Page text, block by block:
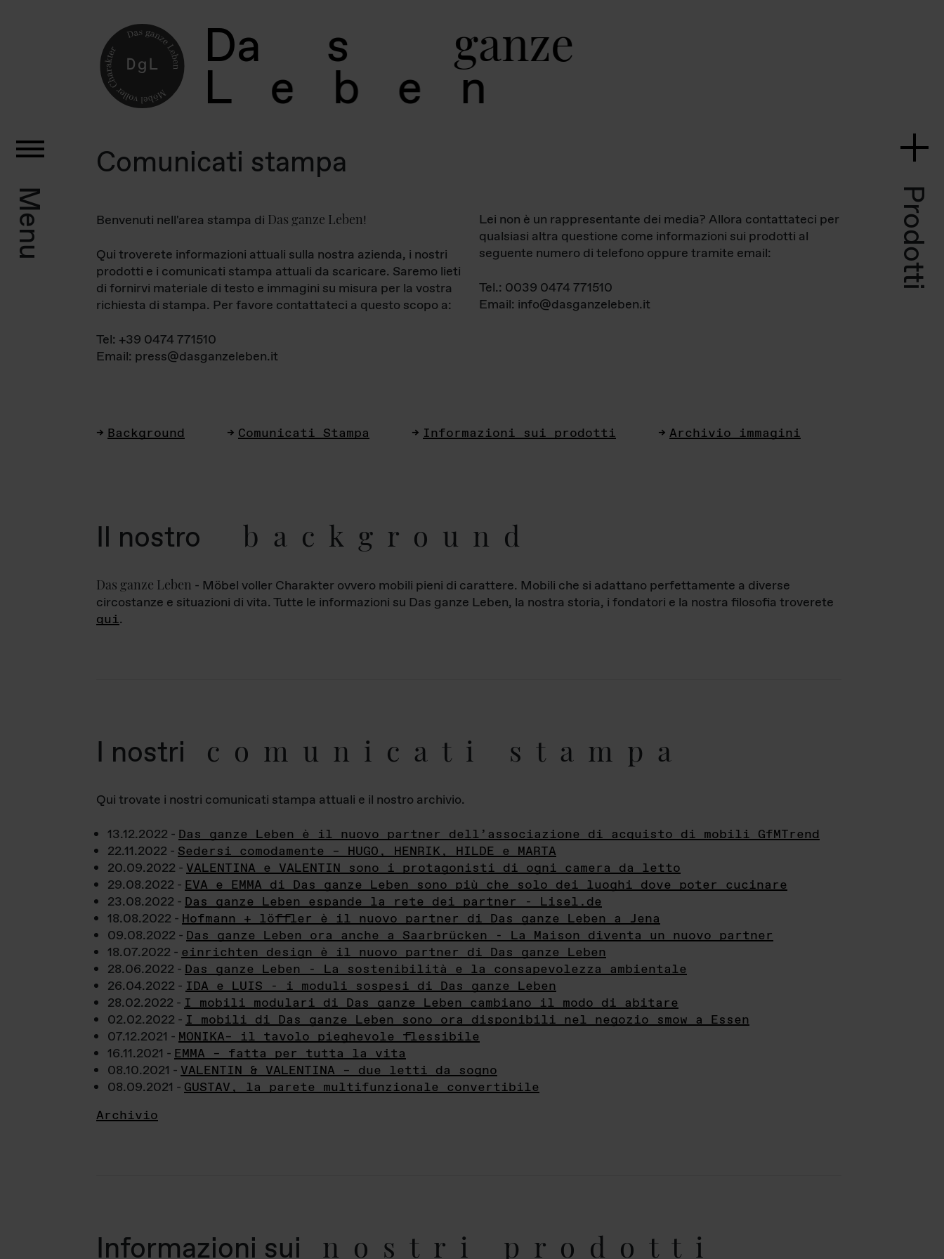
Da s ganz
L e b e
Menu Prodotti
Comunicati stampa
Benvenuti nell'area stampa di Das ganze Leben!
Qui troverete informazioni attuali sulla nostra azienda, i nostri
prodotti e i comunicati stampa attuali da scaricare. Saremo lieti
di fornirvi materiale di testo e immagini su misura per la vostra
richiesta di stampa. Per favore contattateci a questo scopo a:
Tel: +39 0474 771510
Email: press@dasganzeleben.it
Lei non è un rappresentante dei media? Allora contattateci per
qualsiasi altra questione come informazioni sui prodotti al
seguente numero di telefono oppure tramite email:
Tel.: 0039 0474 771510
Email: info@dasganzeleben.it
Background Comunicati Stampa Informazioni sui prodotti Archivio immagini
Il nostro background
Das ganze Leben - Möbel voller Charakter ovvero mobili pieni di carattere. Mobili che si adattano perfettamente a diverse
circostanze e situazioni di vita. Tutte le informazioni su Das ganze Leben, la nostra storia, i fondatori e la nostra filosofia troverete
qui.
I nostri comunicati stampa
Qui trovate i nostri comunicati stampa attuali e il nostro archivio.
13.12.2022 - Das ganze Leben è il nuovo partner dell’associazione di acquisto di mobili GfMTrend
22.11.2022 - Sedersi comodamente – HUGO, HENRIK, HILDE e MARTA
20.09.2022 - VALENTINA e VALENTIN sono i protagonisti di ogni camera da letto
29.08.2022 - EVA e EMMA di Das ganze Leben sono più che solo dei luoghi dove poter cucinare
23.08.2022 - Das ganze Leben espande la rete dei partner - Lisel.de
18.08.2022 - Hofmann + löffler è il nuovo partner di Das ganze Leben a Jena
09.08.2022 - Das ganze Leben ora anche a Saarbrücken - La Maison diventa un nuovo partner
18.07.2022 - einrichten design è il nuovo partner di Das ganze Leben
28.06.2022 - Das ganze Leben - La sostenibilità e la consapevolezza ambientale
26.04.2022 - IDA e LUIS - i moduli sospesi di Das ganze Leben
28.02.2022 - I mobili modulari di Das ganze Leben cambiano il modo di abitare
02.02.2022 - I mobili di Das ganze Leben sono ora disponibili nel negozio smow a Essen
07.12.2021 - MONIKA– il tavolo pieghevole flessibile
16.11.2021 - EMMA – fatta per tutta la vita
08.10.2021 - VALENTIN & VALENTINA – due letti da sogno
08.09.2021 - GUSTAV, la parete multifunzionale convertibile
Archivio
Informazioni sui nostri prodotti